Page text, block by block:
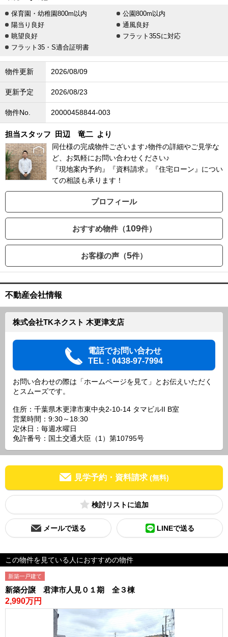
保育園・幼稚園800m以内
公園800m以内
陽当り良好
通風良好
眺望良好
フラット35Sに対応
フラット35・S適合証明書
物件更新 2026/08/09
更新予定 2026/08/23
物件No. 20000458844-003
担当スタッフ 田辺 竜二 より
同仕様の完成物件ございます♪物件の詳細やご見学な
ど、お気軽にお問い合わせください♪
『現地案内予約』『資料請求』『住宅ローン』につい
ての相談も承ります！
プロフィール
おすすめ物件（109件）
お客様の声（5件）
不動産会社情報
株式会社TKネクスト 木更津支店
電話でお問い合わせ
TEL：0438-97-7994
お問い合わせの際は「ホームページを見て」とお伝えいただく
とスムーズです。
住所：千葉県木更津市東中央2-10-14 タマビルII B室
営業時間：9:30～18:30
定休日：毎週水曜日
免許番号：国土交通大臣（1）第10795号
見学予約・資料請求 (無料)
検討リスト
メールで送る LINEで送る
この物件を見ている人におすすめの物件
新築一戸建て
新築分譲 君津市人見０１期 全３棟
2,990万円